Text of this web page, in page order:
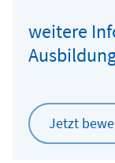
weitere
Jetzt